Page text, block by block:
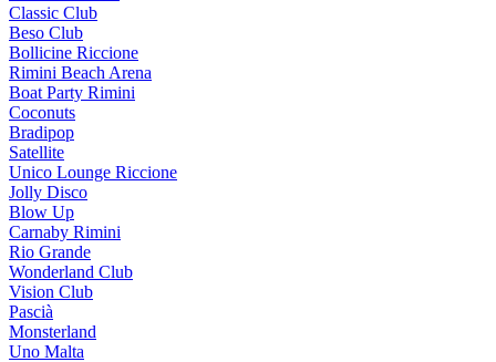
Classic Club
Beso Club
Bollicine Riccione
Rimini Beach Arena
Boat Party Rimini
Coconuts
Bradipop
Satellite
Unico Lounge Riccione
Jolly Disco
Blow Up
Carnaby Rimini
Rio Grande
Wonderland Club
Vision Club
Pascià
Monsterland
Uno Malta